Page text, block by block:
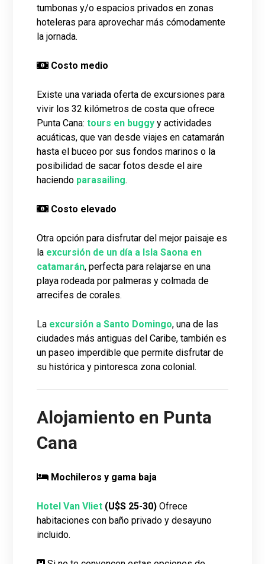
tumbonas y/o espacios privados en zonas
hoteleras para aprovechar más cómodamente
la jornada.
Costo medio
Existe una variada oferta de excursiones para
vivir los 32 kilómetros de costa que ofrece
Punta Cana:tours en buggy y actividades
acuáticas, que van desde viajes en catamarán
hasta el buceo por sus fondos marinos o la
posibilidad de sacar fotos desde el aire
haciendo parasailing.
Costo elevado
Otra opción para disfrutar del mejor paisaje es
la excursión de un día a Isla Saona en
catamarán, perfecta para relajarse en una
playa rodeada por palmeras y colmada de
arrecifes de corales.
La excursión a Santo Domingo, una de las
ciudades más antiguas del Caribe, también es
un paseo imperdible que permite disfrutar de
su histórica y pintoresca zona colonial.
Alojamiento en Punta
Cana
Mochileros y gama baja
Hotel Van Vliet (U$S 25-30) Ofrece
habitaciones con baño privado y desayuno
incluido.